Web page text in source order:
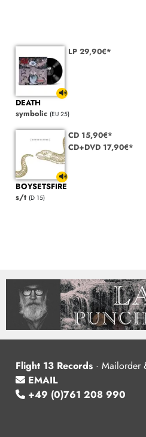
LP 29,90€*
DEATH
symbolic (EU 25)
CD 15,90€*
CD+DVD 17,90€*
BOYSETSFIRE
s/t (D 15)
Flight 13 Records · Mailorder
EMAIL
+49 (0)761 208 990